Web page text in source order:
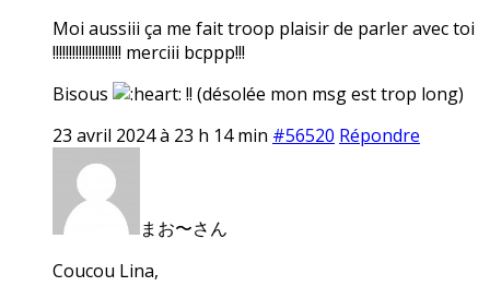
Moi aussiii ça me fait troop plaisir de parler avec toi
!!!!!!!!!!!!!!!!!!!!! merciii bcppp!!!
Bisous
!! (désolée mon msg est trop long)
23 avril 2024 à 23 h 14 min #56520 Répondre
まお〜さん
Coucou Lina,